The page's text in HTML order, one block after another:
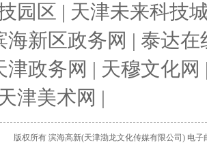
园区 | 天津未来科技
海新区政务网 | 泰达
津政务网 | 天穆文化网
津美术网 |
版权所有 滨海高新(天津渤龙文化传媒有限公司) 电子